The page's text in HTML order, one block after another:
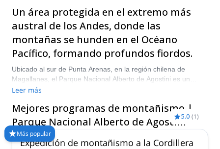
Un área protegida en el extremo más
austral de los Andes, donde las
montañas se hunden en el Océano
Pacífico, formando profundos fiordos.
Ubicado al sur de Punta Arenas, en la región chilena de
Magallanes, el Parque Nacional Alberto de Agostini es un
destino para aventureros exigentes. Está rodeado de una
formaciones en la Cordillera Darwin. El Monte Sarmiento, una
pirámide de 2404 metros con una cumbre glaciar, el Monte
Darwin (2488 m), Shipton (2568 m) y Bove (2279 m) son
algunos picos para ascender.
Leer más
Mejores programas de montañismo |
Parque Nacional Alberto de Agostini
Más popular
5.0 (1)
Expedición de montañismo a la Cordillera